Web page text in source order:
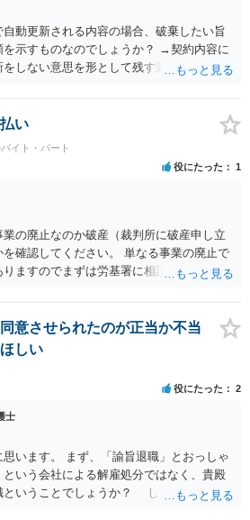
動更新される内容の場合、破棄したい旨
を示すものなのでしょうか？ →契約内容に
しない意思を形として残す意味で、書面
メリットがあるのでしょうか？ →企業側の
、ご質問者様が業務を受託する側のお立
約が延長されると、企業側は報酬を支払う
ご質問者様も業務を提供する義務を負
しい状態ではないと思料いたします。
い
イト・パート
役にたった 1
の廃止なのか破産（裁判所に破産申し立
確認してください。 単なる事業の廃止で
ますのでまずは労基署に相談してくださ
などの労働債権は他の債務より優先して
でにかなり時間がかかるでしょう。 さら
康安全機構 」という公的機関が未払賃金
詳しくは、同機構の＜未払賃金立替払相
8663 相談時間：土日祝日を除く9:15～1
い。同じように未払となった他の従業員の
るといいでしょう。
意させられたのが正当か不当
しい
役にたった 2
士
います。 まず、「諭旨退職」とおっしゃ
いう会社による解雇処分ではなく、貴殿
ということでしょうか？ しかし、記載さ